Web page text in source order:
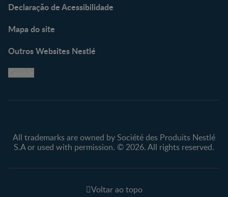
Declaração de Acessibilidade
Mapa do site
Outros Websites Nestlé
All trademarks are owned by Société des Produits Nestlé
S.A or used with permission. © 2026. All rights reserved.
Voltar ao topo